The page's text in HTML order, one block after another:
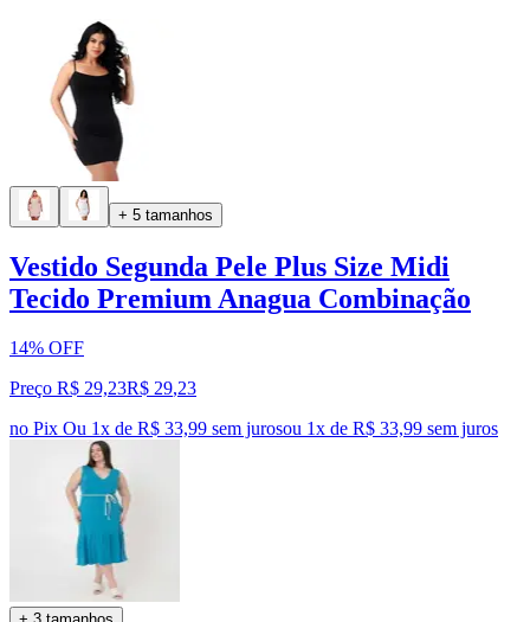
+ 5 tamanhos
Vestido Segunda Pele Plus Size Midi
Tecido Premium Anagua Combinação
14% OFF
Preço R$ 29,23R$ 29,23
no Pix Ou 1x de R$ 33,99 sem jurosou 1x de R$ 33,99 sem juros